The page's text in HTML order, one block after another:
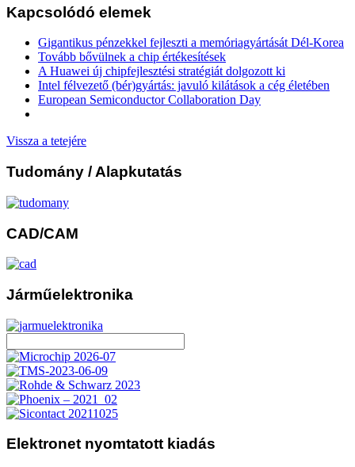
Kapcsolódó elemek
Gigantikus pénzekkel fejleszti a memóriagyártását Dél-Korea
Tovább bővülnek a chip értékesítések
A Huawei új chipfejlesztési stratégiát dolgozott ki
Intel félvezető (bér)gyártás: javuló kilátások a cég életében
European Semiconductor Collaboration Day
Vissza a tetejére
Tudomány / Alapkutatás
CAD/CAM
Járműelektronika
Elektronet nyomtatott kiadás